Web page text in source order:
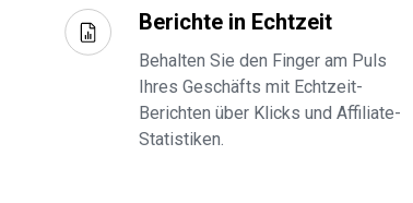
Berichte in Echtzeit
Behalten Sie den Finger am Puls
Ihres Geschäfts mit Echtzeit-
Berichten über Klicks und Affiliate-
Statistiken.